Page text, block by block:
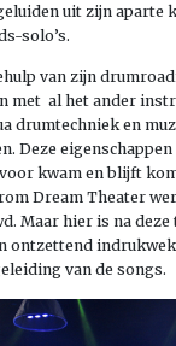
uit zijn aparte
solo’s.
van zijn
met al het ander
drumtechniek en
Deze
kwam en blijft
Dream Theater
Maar hier is na deze
ontzettend
van de songs.